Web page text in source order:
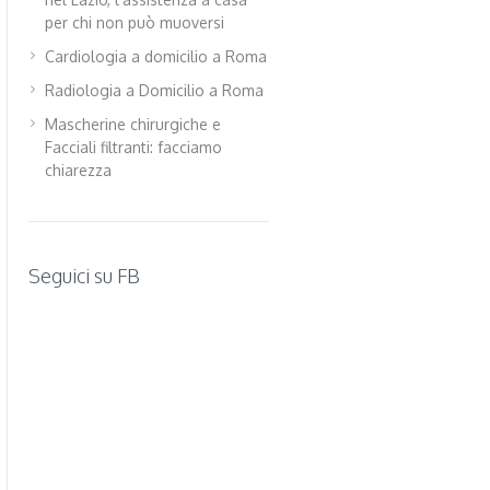
per chi non può muoversi
Cardiologia a domicilio a Roma
Radiologia a Domicilio a Roma
Mascherine chirurgiche e
Facciali filtranti: facciamo
chiarezza
Seguici su FB